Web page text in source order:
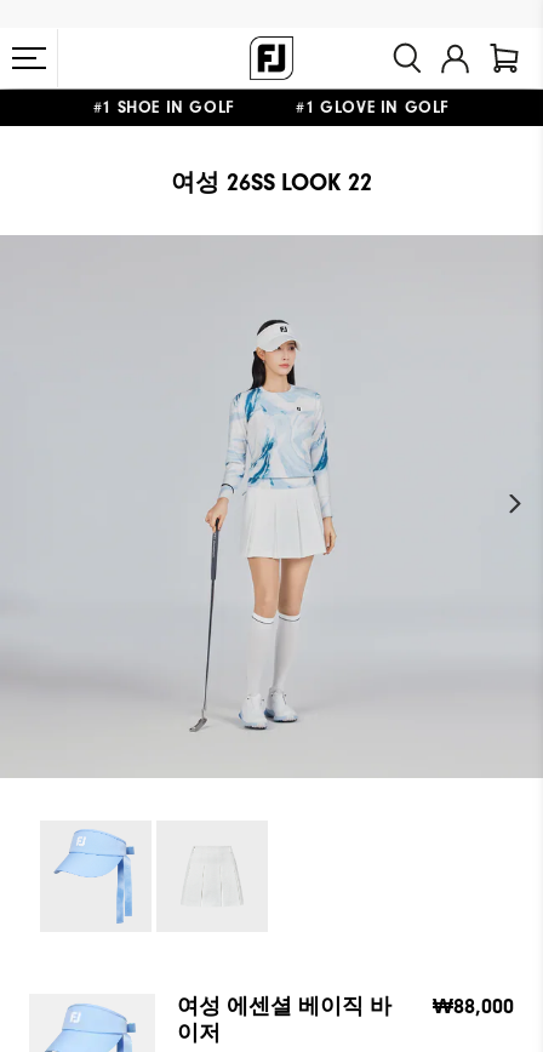
#1 SHOE IN GOLF #1 GLOVE IN GOLF
여성 26SS LOOK 22
여성 에센셜 베이직 바
이저
₩88,000